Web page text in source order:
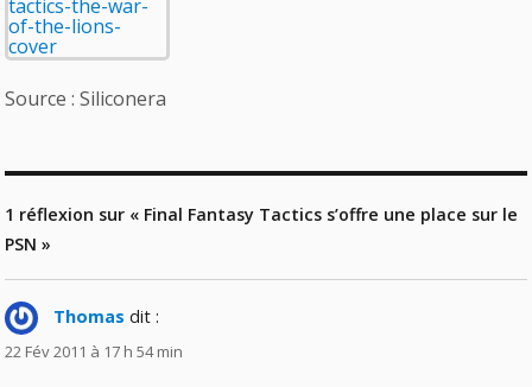
Source : Siliconera
1 réflexion sur « Final Fantasy Tactics s’offre une place sur le
PSN »
Thomas dit :
22 Fév 2011 à 17 h 54 min